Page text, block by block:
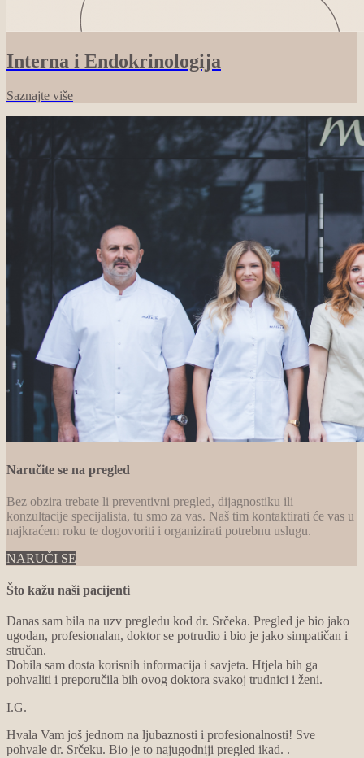
Interna i Endokrinologija
Saznajte više
Naručite se na pregled
Bez obzira trebate li preventivni pregled, dijagnostiku ili
konzultacije specijalista, tu smo za vas. Naš tim kontaktirati će vas u
najkraćem roku te dogovoriti i organizirati potrebnu uslugu.
NARUČI SE
Što kažu naši pacijenti
Danas sam bila na uzv pregledu kod dr. Srčeka. Pregled je bio jako
ugodan, profesionalan, doktor se potrudio i bio je jako simpatičan i
stručan.
Dobila sam dosta korisnih informacija i savjeta. Htjela bih ga
pohvaliti i preporučila bih ovog doktora svakoj trudnici i ženi.
I.G.
Hvala Vam još jednom na ljubaznosti i profesionalnosti! Sve
pohvale dr. Srčeku. Bio je to najugodniji pregled ikad. .